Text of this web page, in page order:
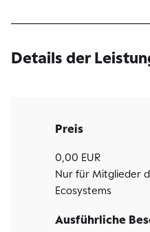
Details der
Preis
0,00 EUR
Nur für Mitglieder
Ecosystems
Ausführliche